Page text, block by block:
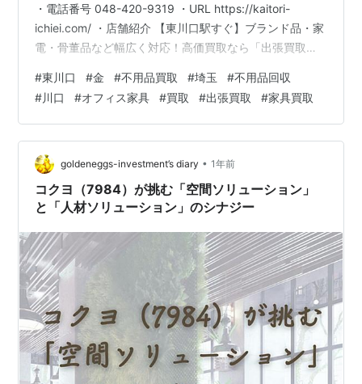
・電話番号 048-420-9319 ・URL https://kaitori-
ichiei.com/ ・店舗紹介 【東川口駅すぐ】ブランド品・家
電・骨董品など幅広く対応！高価買取なら「出張買取一
「出張買取一栄」では、ブランドバッグや貴金属、家電
製品、中古品、骨董品など、あらゆるジャンルの買取に
対応する総合買取店です。 東川口駅からのアクセスも良
好で、地元川口を中心に多くのお客様にご利用いただい
ております。専門スタッフが一点…
#東川口 #金 #不用品買取 #埼玉 #不用品回収
#川口 #オフィス家具 #買取 #出張買取 #家具買取
goldeneggs-investment’s diary • 1年前
コクヨ（7984）が挑む「空間ソリューション」
と「人材ソリューション」のシナジー